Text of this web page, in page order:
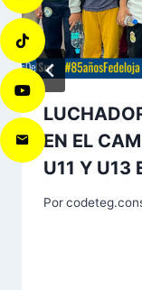
EN EL
U11 Y U13
Por